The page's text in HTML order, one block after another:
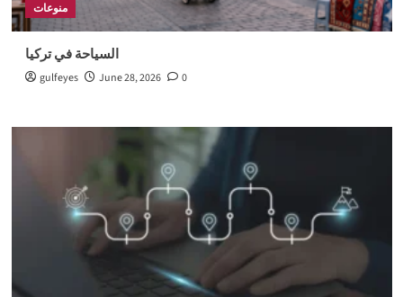
منوعات
السياحة في تركيا
gulfeyes June 28, 2026 0